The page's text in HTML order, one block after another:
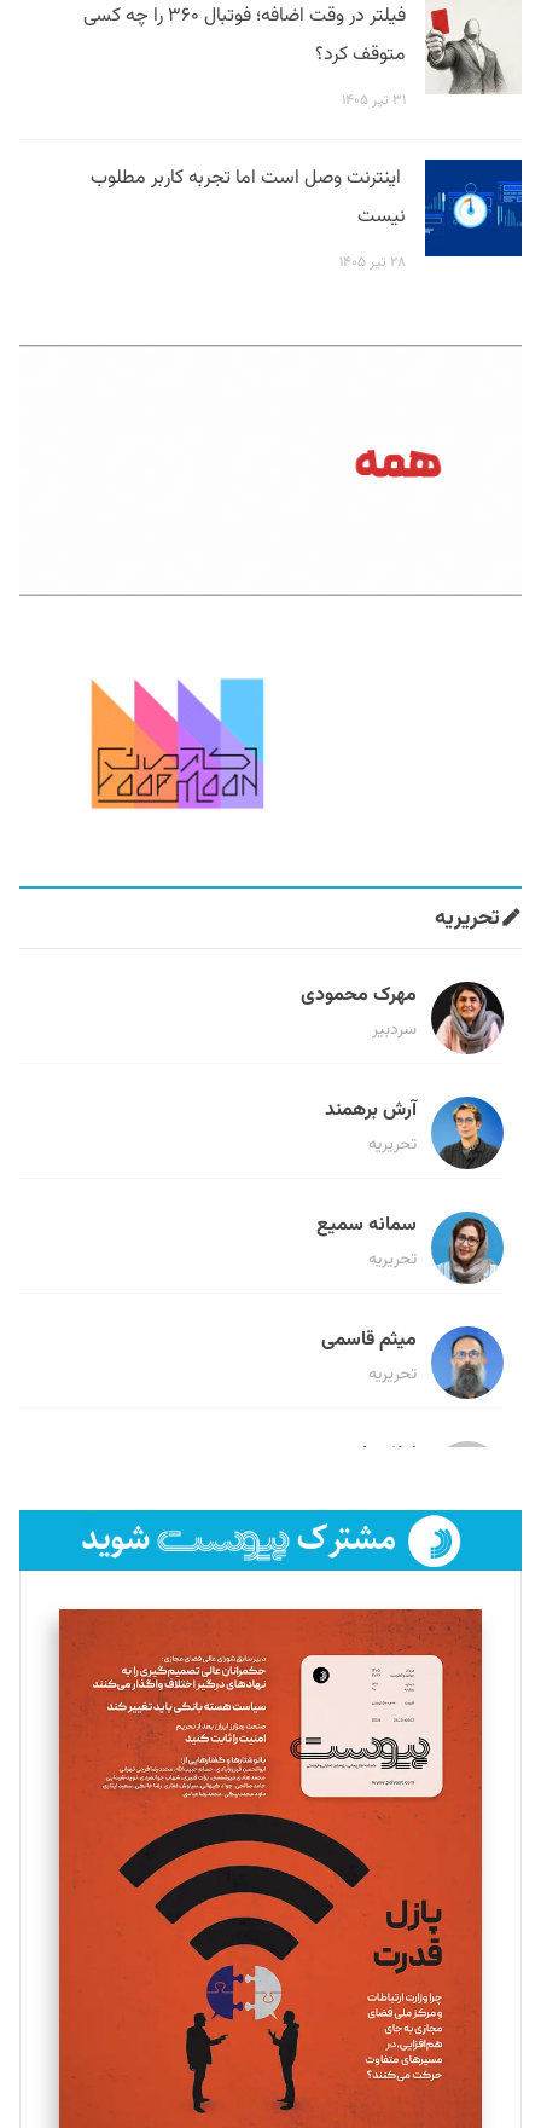
فیلتر در وقت اضافه؛ فوتبال ۳۶۰ را چه کسی
متوقف کرد؟
۳۱ تیر ۱۴۰۵
اینترنت وصل است اما تجربه کاربر مطلوب
نیست
۲۸ تیر ۱۴۰۵
تحریریه
مهرک محمودی
سردبیر
آرش برهمند
تحریریه
سمانه سمیع
تحریریه
میثم قاسمی
تحریریه
لیلا حنارود
فائزه فتحی رستمی
تحریریه
سروش کرمیان
تحریریه
مینا پاکدل
یسنا امان‌پور
تحریریه
ملینا جعفری
تحریریه